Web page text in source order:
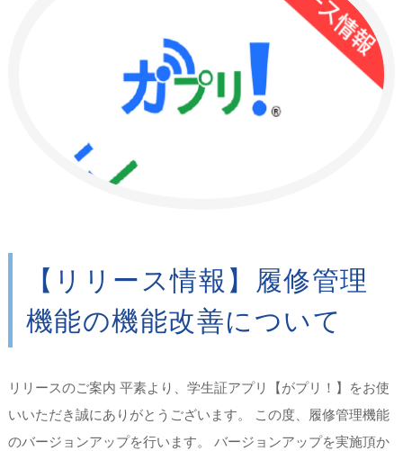
【リリース情報】履修管理
機能の機能改善について
リリースのご案内 平素より、学生証アプリ【がプリ！】をお使
いいただき誠にありがとうございます。 この度、履修管理機能
のバージョンアップを行います。 バージョンアップを実施頂か